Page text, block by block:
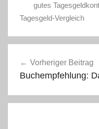
gutes
Tagesgeld-Vergleich
Vorheriger Beitrag
Buchempfehlung: